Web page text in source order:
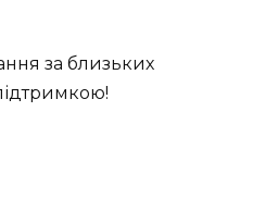
за близьких